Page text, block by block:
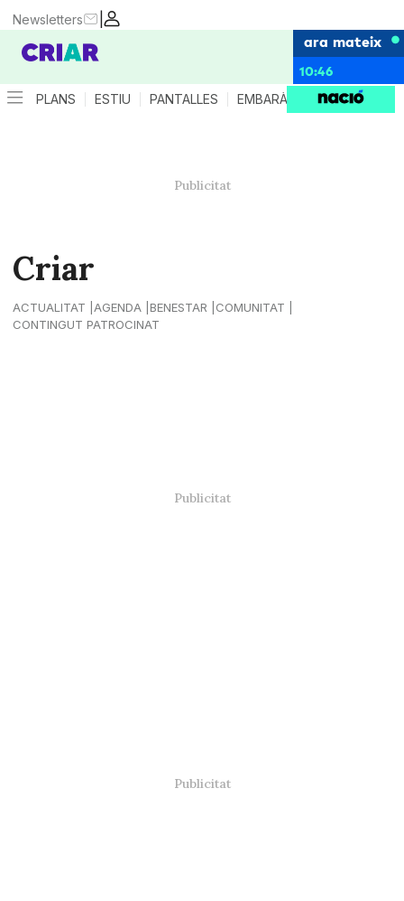
|
Newsletters
ara mateix
10:46
PLANS ESTIU PANTALLES EMBARÀS CRIANÇA
Criar
ACTUALITAT AGENDA BENESTAR
COMUNITAT
CONTINGUT PATROCINAT